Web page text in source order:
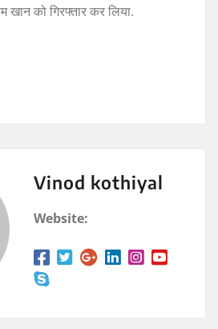
को गिरफ्तार कर लिया.
Vinod kothiyal
Website: